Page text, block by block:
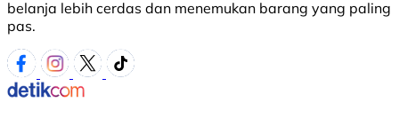
belanja lebih cerdas dan menemukan barang yang paling
pas.